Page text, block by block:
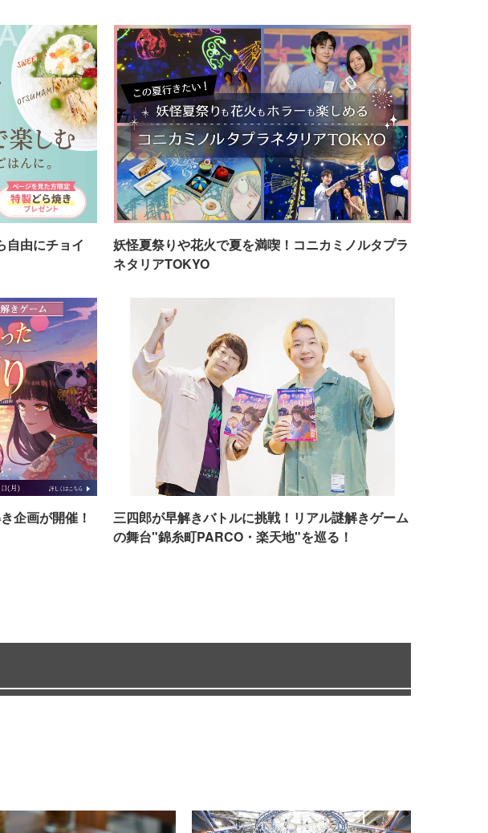
自由にチョイ
妖怪夏祭りや花火で夏を満喫！コニカミノルタプラ
ネタリアTOKYO
企画が開催！
三四郎が早解きバトルに挑戦！リアル謎解きゲーム
の舞台"錦糸町PARCO・楽天地"を巡る！